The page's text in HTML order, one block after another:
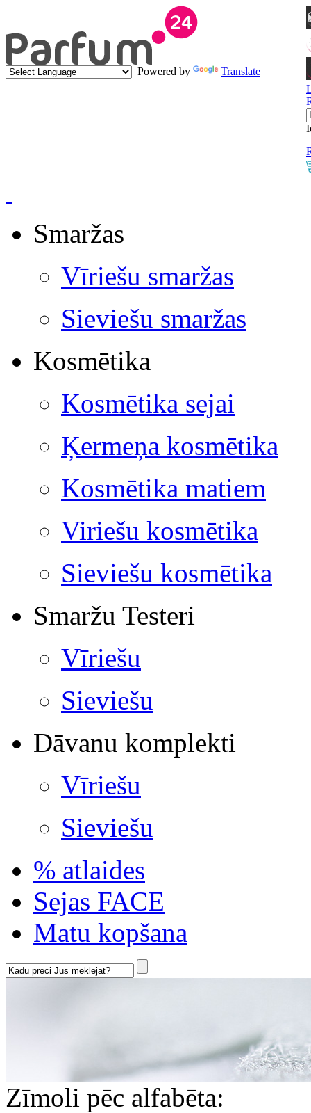
Powered by
Translate
Smaržas
Vīriešu smaržas
Sieviešu smaržas
Kosmētika
Kosmētika sejai
Ķermeņa kosmētika
Kosmētika matiem
Viriešu kosmētika
Sieviešu kosmētika
Smaržu Testeri
Vīriešu
Sieviešu
Dāvanu komplekti
Vīriešu
Sieviešu
% atlaides
Sejas FACE
Matu kopšana
Zīmoli pēc alfabēta: